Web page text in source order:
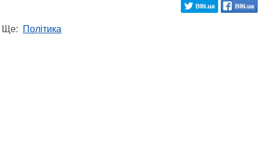
Ще: Політика